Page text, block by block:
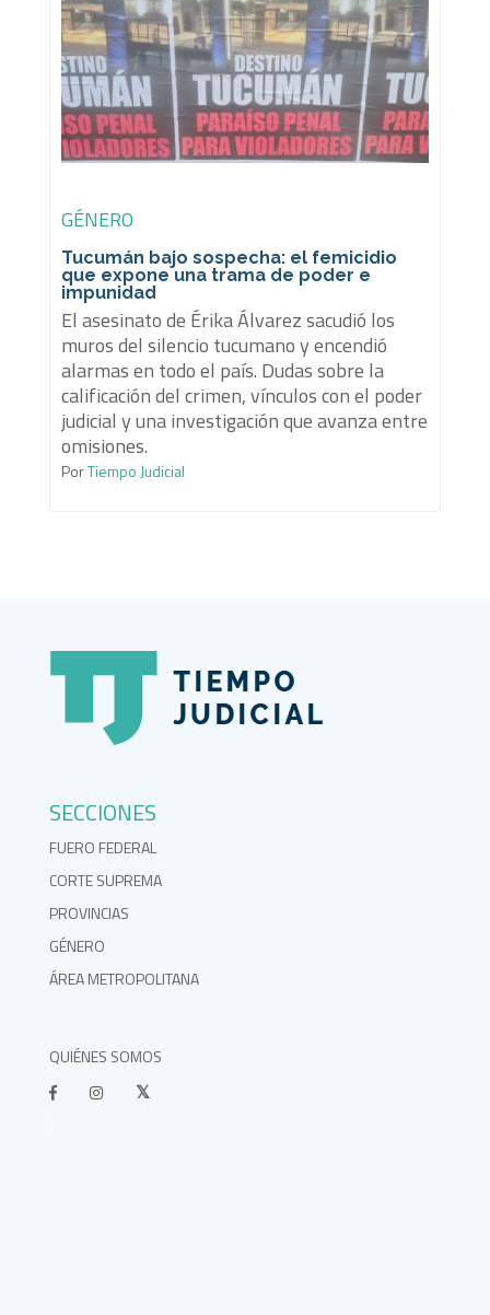
GÉNERO
Tucumán bajo sospecha: el femicidio
que expone una trama de poder e
impunidad
El asesinato de Érika Álvarez sacudió los
muros del silencio tucumano y encendió
alarmas en todo el país. Dudas sobre la
calificación del crimen, vínculos con el poder
judicial y una investigación que avanza entre
omisiones.
PorTiempo Judicial
SECCIONES
FUERO FEDERAL
CORTE SUPREMA
PROVINCIAS
GÉNERO
ÁREA METROPOLITANA
QUIÉNES SOMOS